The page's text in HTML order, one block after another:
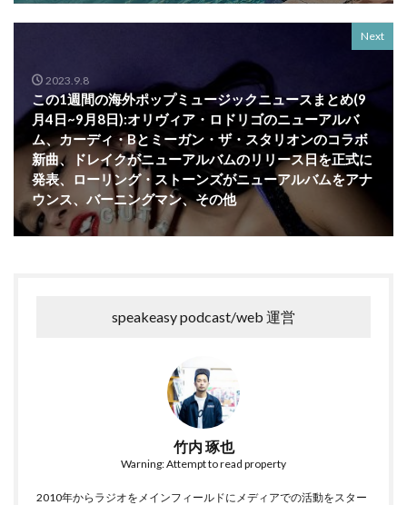
Next
2023.9.8
この1週間の海外ポップミュージックニュースまとめ(9
月4日~9月8日):オリヴィア・ロドリゴのニューアルバ
ム、カーディ・Bとミーガン・ザ・スタリオンのコラボ
新曲、ドレイクがニューアルバムのリリース日を正式に
発表、ローリング・ストーンズがニューアルバムをアナ
ウンス、バーニングマン、その他
speakeasy podcast/web 運営
竹内 琢也
Warning: Attempt to read property
2010年からラジオをメインフィールドにメディアでの活動をスター